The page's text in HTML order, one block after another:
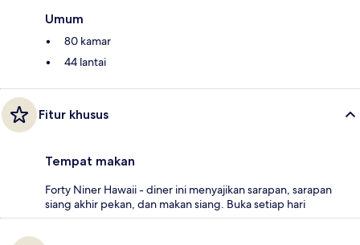
Umum
80 kamar
44 lantai
Fitur khusus
Tempat makan
Forty Niner Hawaii - diner ini menyajikan sarapan, sarapan
siang akhir pekan, dan makan siang. Buka setiap hari